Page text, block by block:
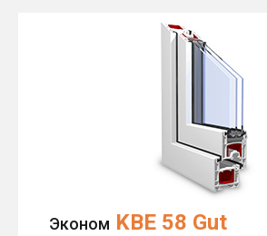
Эконом KBE 58 Gut